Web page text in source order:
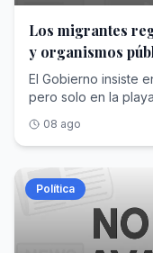
Los migrantes
y organismos
creces las cifras
El Gobierno insiste
pero solo en la
08 ago
Política